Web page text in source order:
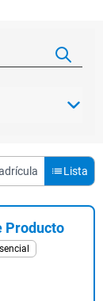
Lista
Producto